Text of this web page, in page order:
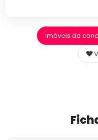
Imóveis do